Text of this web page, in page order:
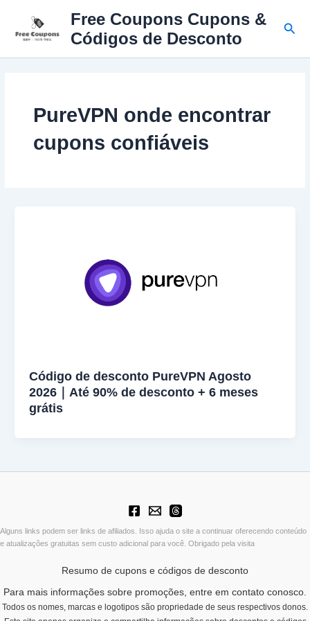
Free Coupons Cupons &
Códigos de Desconto
PureVPN onde encontrar
cupons confiáveis
Código de desconto PureVPN Agosto
2026｜Até 90% de desconto + 6 meses
grátis
Alguns links podem ser links de afiliados. Isso ajuda o site a continuar oferecendo conteúdo
e atualizações gratuitas sem custo adicional para você. Obrigado pela visita
Resumo de cupons e códigos de desconto
Para mais informações sobre promoções, entre em contato conosco.
Todos os nomes, marcas e logotipos são propriedade de seus respectivos donos.